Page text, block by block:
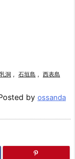
洞 , 石垣島 , 西表島
by ossanda